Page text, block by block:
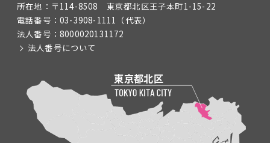
所在地： 〒114-8508 東京都北区王子本町1-15-22
電話番号： 03-3908-1111 （代表）
法人番号： 8000020131172
法人番号について